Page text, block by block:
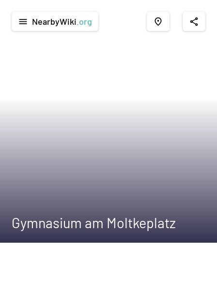
menu NearbyWiki .org place share
Gymnasium am Moltkeplatz